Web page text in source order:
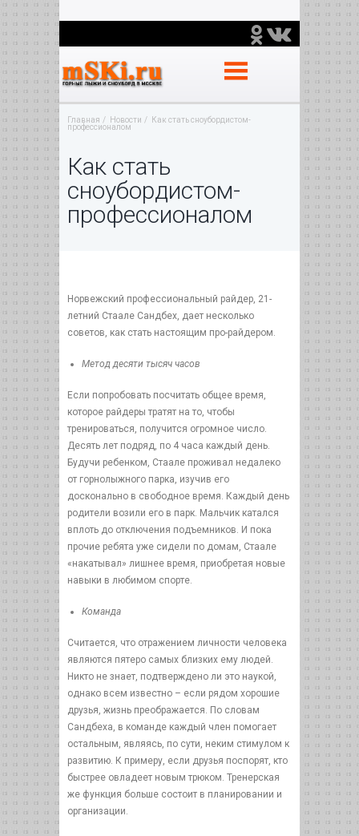
Главная Новости
Как стать сноубордистом-
профессионалом
Как стать
сноубордистом-
профессионалом
Норвежский профессиональный райдер, 21-
летний Стаале Сандбех, дает несколько
советов, как стать настоящим про-райдером.
Метод десяти тысяч часов
Если попробовать посчитать общее время,
которое райдеры тратят на то, чтобы
тренироваться, получится огромное число.
Десять лет подряд, по 4 часа каждый день.
Будучи ребенком, Стаале проживал недалеко
от горнолыжного парка, изучив его
досконально в свободное время. Каждый день
родители возили его в парк. Мальчик катался
вплоть до отключения подъемников. И пока
прочие ребята уже сидели по домам, Стаале
«накатывал» лишнее время, приобретая новые
навыки в любимом спорте.
Команда
Считается, что отражением личности человека
являются пятеро самых близких ему людей.
Никто не знает, подтверждено ли это наукой,
однако всем известно – если рядом хорошие
друзья, жизнь преображается. По словам
Сандбеха, в команде каждый член помогает
остальным, являясь, по сути, неким стимулом к
развитию. К примеру, если друзья поспорят, кто
быстрее овладеет новым трюком. Тренерская
же функция больше состоит в планировании и
организации.